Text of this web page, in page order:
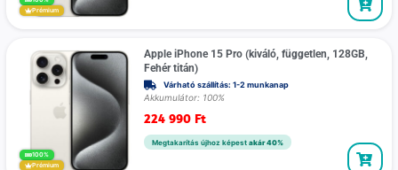
Prémium
100%
Prémium
Apple iPhone 15 Pro (kiváló, független, 128GB,
Fehér titán)
Várható szállítás: 1-2 munkanap
Akkumulátor: 100%
224 990 Ft
Megtakarítás újhoz képest akár 40%